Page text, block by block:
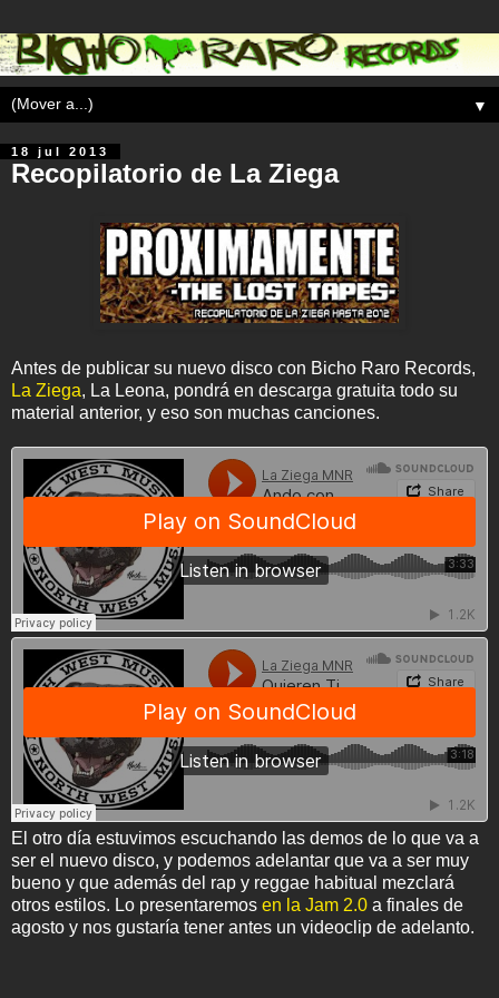
▼
18 jul 2013
Recopilatorio de La Ziega
Antes de publicar su nuevo disco con Bicho Raro Records,
La Ziega, La Leona, pondrá en descarga gratuita todo su
material anterior, y eso son muchas canciones.
El otro día estuvimos escuchando las demos de lo que va a
ser el nuevo disco, y podemos adelantar que va a ser muy
bueno y que además del rap y reggae habitual mezclará
otros estilos. Lo presentaremos en la Jam 2.0 a finales de
agosto y nos gustaría tener antes un videoclip de adelanto.